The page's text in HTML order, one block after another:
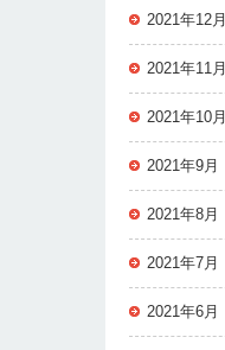
2021年12月
2021年11月
2021年10月
2021年9月
2021年8月
2021年7月
2021年6月